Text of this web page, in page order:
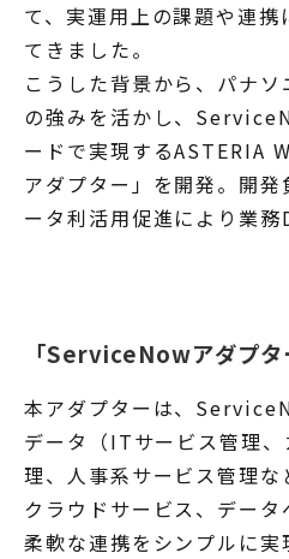
て、実運用上の課題や連携
てきました。
こうした背景から、パナ
の強みを活かし、
ードで実現するASTERIA
アダプター」を開発。開
ータ利活用促進により業務
「ServiceNowアダプタ
本アダプターは、
データ（ITサービス管理
理、人事系サービス管理な
クラウドサービス、デー
柔軟な連携をシンプルに実